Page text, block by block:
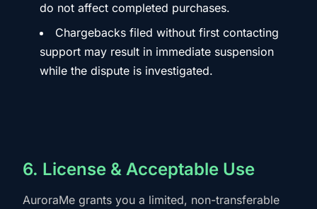
do not affect completed purchases.
Chargebacks filed without first contacting
support may result in immediate suspension
while the dispute is investigated.
6. License & Acceptable Use
AuroraMe grants you a limited, non-transferable